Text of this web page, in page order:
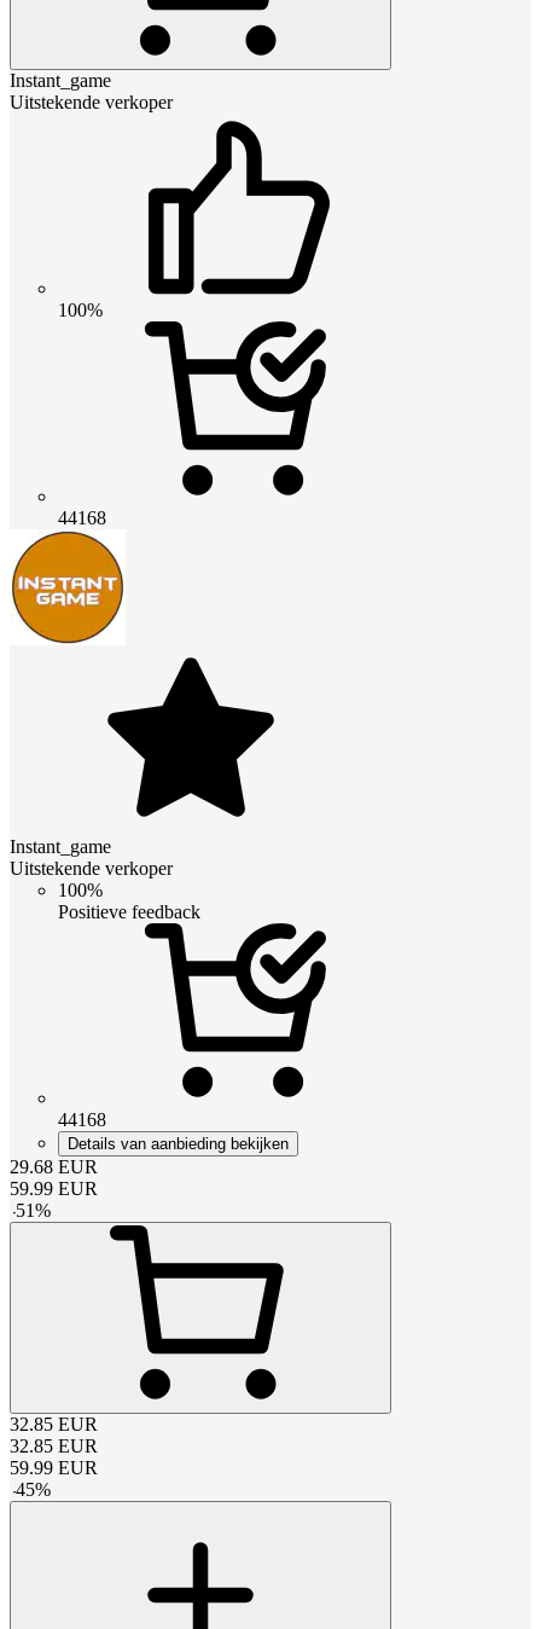
Instant_game
Uitstekende verkoper
100%
44168
Instant_game
Uitstekende verkoper
100%
Positieve feedback
44168
Details van aanbieding bekijken
29.68 EUR
59.99 EUR
-51%
32.85 EUR
32.85 EUR
59.99 EUR
-45%